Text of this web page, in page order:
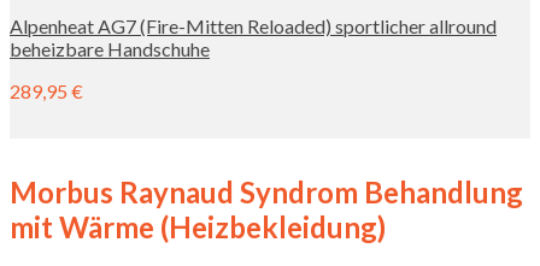
Alpenheat AG7 (Fire-Mitten Reloaded) sportlicher allround
beheizbare Handschuhe
289,95 €
Morbus Raynaud Syndrom Behandlung
mit Wärme (Heizbekleidung)